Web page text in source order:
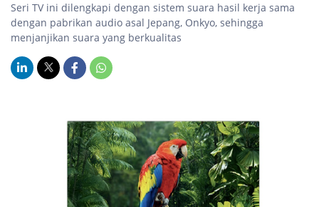
Seri TV ini dilengkapi dengan sistem suara hasil kerja sama
dengan pabrikan audio asal Jepang, Onkyo, sehingga
menjanjikan suara yang berkualitas